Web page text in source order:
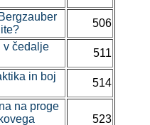
506
čedalje
511
in boj
514
na proge
523